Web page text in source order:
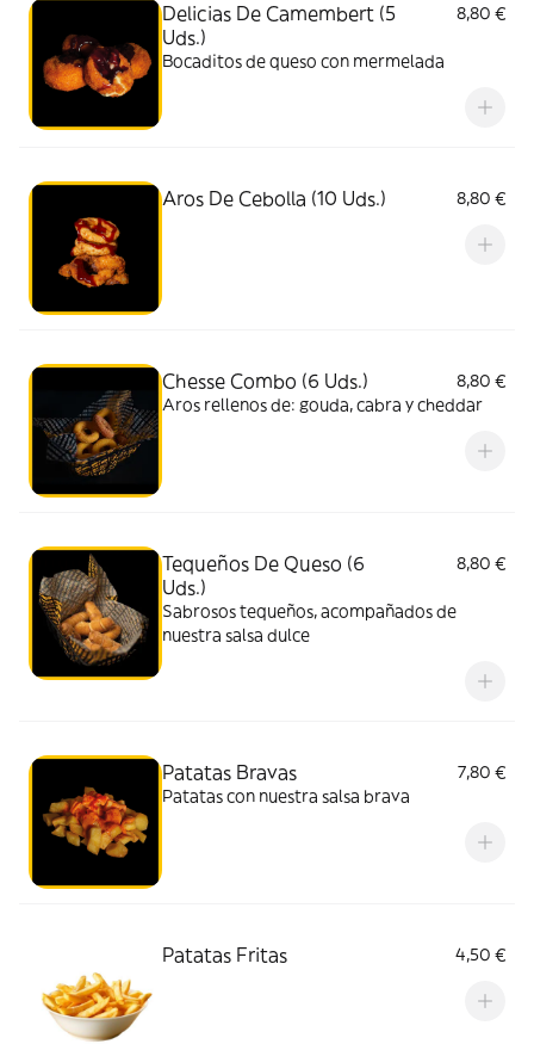
Delicias De Camembert (5
Uds.)
8,80 €
Bocaditos de queso con mermelada
Aros De Cebolla (10 Uds.) 8,80 €
Chesse Combo (6 Uds.)
8,80 €
Aros rellenos de: gouda, cabra y cheddar
Tequeños De Queso (6
Uds.)
8,80 €
Sabrosos tequeños, acompañados de
nuestra salsa dulce
Patatas Bravas
7,80 €
Patatas con nuestra salsa brava
Patatas Fritas 4,50 €